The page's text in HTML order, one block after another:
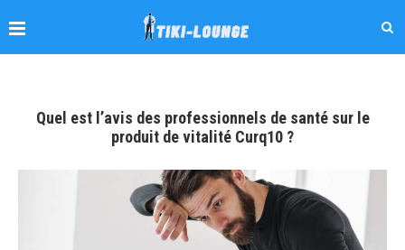
Quel est l’avis des professionnels de santé sur le
produit de vitalité Curq10 ?